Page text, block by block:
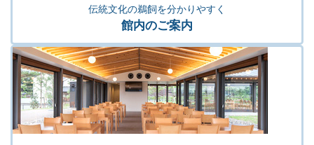
伝統文化の鵜飼を分かりやすく
館内のご案内